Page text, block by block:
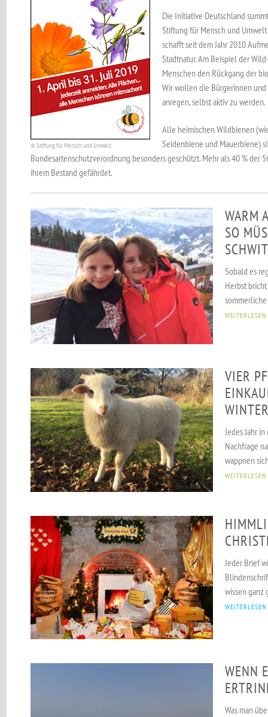
© Stiftung für Mensch und Umwelt
Die Initiative Deutschland
Stiftung für Mensch und
schafft seit dem Jahr 2010
Stadtnatur. Am Beispiel der
Menschen den Rückgang der
Wir wollen die Bürgerinnen
anregen, selbst aktiv zu werden.
Alle heimischen Wildbienen
Seidenbiene und Mauerbiene)
Bundesartenschutzverordnung besonders geschützt. Mehr als 40 % der
ihrem Bestand gefährdet.
WARM
SO
Sobald es
Herbst
WEITERLESEN
VIER
Jedes Jahr
Nachfrage
wappnen
WEITERLESEN
Jeder Brief
wissen ganz
WEITERLESEN
WENN
Was man